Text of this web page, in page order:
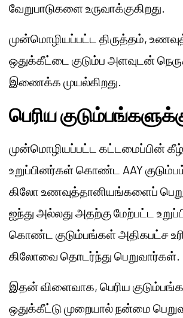
வேறுபாடுகளை உருவாக்குகிறது.
முன்மொழியப்பட்ட திருத்தம்,
ஒதுக்கீட்டை குடும்ப அளவுடன்
இணைக்க முயல்கிறது.
பெரிய
முன்மொழியப்பட்ட கட்டமைப்பின்
உறுப்பினர்கள் கொண்ட AAY
கிலோ உணவுத்தானியங்களைப்
ஐந்து அல்லது அதற்கு மேற்பட்ட
கொண்ட குடும்பங்கள் அதிகபட்ச
கிலோவை தொடர்ந்து பெறுவார்கள்.
இதன் விளைவாக, பெரிய
ஒதுக்கீட்டு முறையால் நன்மை